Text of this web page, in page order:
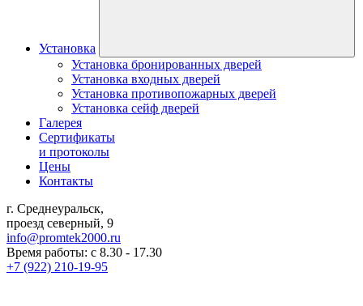
Установка
Установка бронированных дверей
Установка входных дверей
Установка противопожарных дверей
Установка сейф дверей
Галерея
Сертификаты
и протоколы
Цены
Контакты
г. Среднеуральск,
проезд северный, 9
info@promtek2000.ru
Время работы: с 8.30 - 17.30
+7 (922) 210-19-95